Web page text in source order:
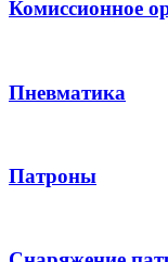
Комиссионное
Пневматика
Патроны